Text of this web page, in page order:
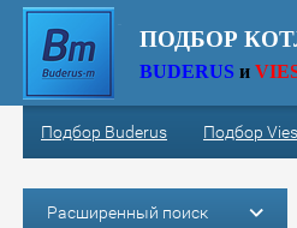
ПОДБОР
BUDERUS и
Подбор Buderus Подбор
Расширенный поиск